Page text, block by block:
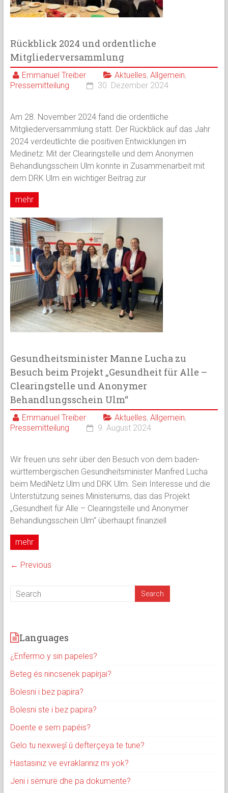
Rückblick 2024 und ordentliche
Mitgliederversammlung
Emmanuel Treiber Aktuelles, Allgemein,
Pressemitteilung
30. Dezember 2024
Am 28. November 2024 fand die ordentliche
Mitgliederversammlung statt. Der Rückblick auf das Jahr
2024 verdeutlichte die positiven Entwicklungen im
Medinetz: Mit der Clearingstelle und dem Anonymen
Behandlungsschein Ulm konnte in Zusammenarbeit mit
dem DRK Ulm ein wichtiger Beitrag zur
mehr
Gesundheitsminister Manne Lucha zu
Besuch beim Projekt „Gesundheit für Alle –
Clearingstelle und Anonymer
Behandlungsschein Ulm“
Emmanuel Treiber Aktuelles, Allgemein,
Pressemitteilung
9. August 2024
Wir freuen uns sehr über den Besuch von dem baden-
württembergischen Gesundheitsminister Manfred Lucha
beim MediNetz Ulm und DRK Ulm. Sein Interesse und die
Unterstützung seines Ministeriums, das das Projekt
„Gesundheit für Alle – Clearingstelle und Anonymer
Behandlungsschein Ulm“ überhaupt finanziell
mehr
← Previous
Languages
¿Enfermo y sin papeles?
Beteg és nincsenek papírjai?
Bolesni i bez papira?
Bolesni ste i bez papira?
Doente e sem papéis?
Gelo tu nexweşî û defterçeya te tune?
Hastasınız ve evraklarınız mı yok?
Jeni i sëmurë dhe pa dokumente?